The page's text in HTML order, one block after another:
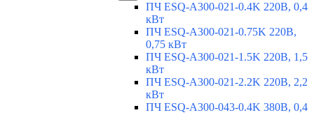
ПЧ ESQ-A300-021-0.4K 220В, 0,4
кВт
ПЧ ESQ-A300-021-0.75K 220В,
0,75 кВт
ПЧ ESQ-A300-021-1.5K 220В, 1,5
кВт
ПЧ ESQ-A300-021-2.2K 220В, 2,2
кВт
ПЧ ESQ-A300-043-0.4K 380В, 0,4